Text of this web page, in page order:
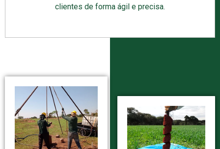
clientes de forma ágil e precisa.